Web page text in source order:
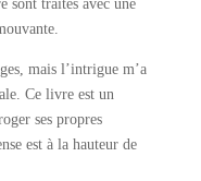
sont traités avec une
mais l’intrigue m’a
Ce livre est un
ses propres
est à la hauteur de